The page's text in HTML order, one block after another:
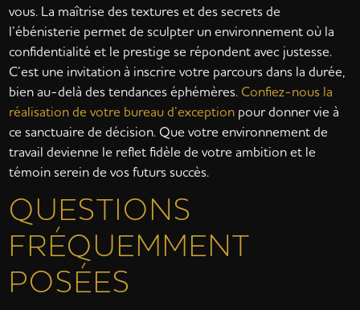
vous. La maîtrise des textures et des secrets de
l’ébénisterie permet de sculpter un environnement où la
confidentialité et le prestige se répondent avec justesse.
C’est une invitation à inscrire votre parcours dans la durée,
bien au-delà des tendances éphémères. Confiez-nous la
réalisation de votre bureau d’exception pour donner vie à
ce sanctuaire de décision. Que votre environnement de
travail devienne le reflet fidèle de votre ambition et le
témoin serein de vos futurs succès.
QUESTIONS
FRÉQUEMMENT
POSÉES